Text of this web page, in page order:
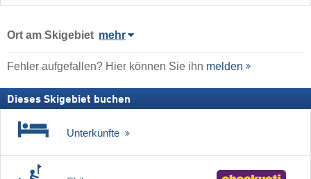
Ort am Skigebiet mehr
Fehler aufgefallen? Hier können Sie ihn melden
Dieses Skigebiet buchen
Unterkünfte